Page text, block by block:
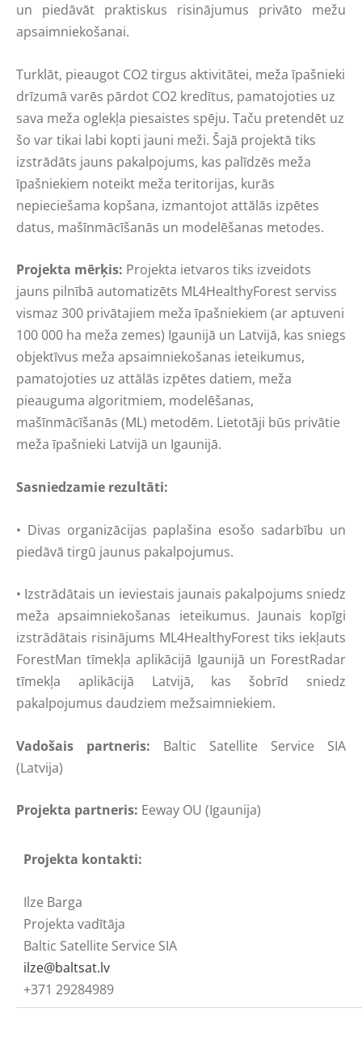
un piedāvāt praktiskus risinājumus privāto mežu
apsaimniekošanai.
Turklāt, pieaugot CO2 tirgus aktivitātei, meža īpašnieki
drīzumā varēs pārdot CO2 kredītus, pamatojoties uz
sava meža oglekļa piesaistes spēju. Taču pretendēt uz
šo var tikai labi kopti jauni meži. Šajā projektā tiks
izstrādāts jauns pakalpojums, kas palīdzēs meža
īpašniekiem noteikt meža teritorijas, kurās
nepieciešama kopšana, izmantojot attālās izpētes
datus, mašīnmācīšanās un modelēšanas metodes.
Projekta mērķis: Projekta ietvaros tiks izveidots
jauns pilnībā automatizēts ML4HealthyForest serviss
vismaz 300 privātajiem meža īpašniekiem (ar aptuveni
100 000 ha meža zemes) Igaunijā un Latvijā, kas sniegs
objektīvus meža apsaimniekošanas ieteikumus,
pamatojoties uz attālās izpētes datiem, meža
pieauguma algoritmiem, modelēšanas,
mašīnmācīšanās (ML) metodēm. Lietotāji būs privātie
meža īpašnieki Latvijā un Igaunijā.
Sasniedzamie rezultāti:
• Divas organizācijas paplašina esošo sadarbību un
piedāvā tirgū jaunus pakalpojumus.
• Izstrādātais un ieviestais jaunais pakalpojums sniedz
meža apsaimniekošanas ieteikumus. Jaunais kopīgi
izstrādātais risinājums ML4HealthyForest tiks iekļauts
ForestMan tīmekļa aplikācijā Igaunijā un ForestRadar
tīmekļa aplikācijā Latvijā, kas šobrīd sniedz
pakalpojumus daudziem mežsaimniekiem.
Vadošais partneris: Baltic Satellite Service SIA
(Latvija)
Projekta partneris: Eeway OU (Igaunija)
Projekta kontakti:
Ilze Barga
Projekta vadītāja
Baltic Satellite Service SIA
ilze@baltsat.lv
+371 29284989